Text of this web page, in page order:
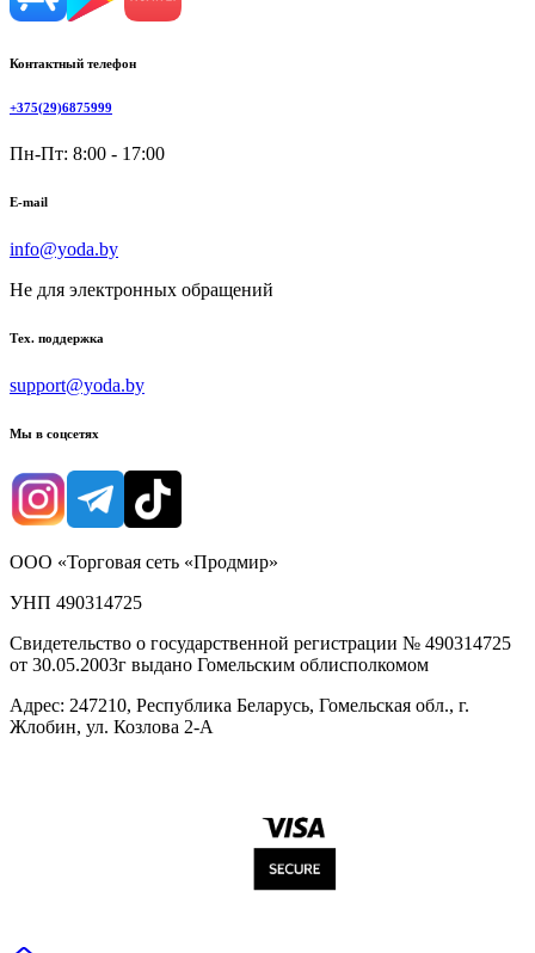
Контактный телефон
+375(29)6875999
Пн-Пт: 8:00 - 17:00
E-mail
info@yoda.by
Не для электронных обращений
Тех. поддержка
support@yoda.by
Мы в соцсетях
ООО «Торговая сеть «Продмир»
УНП 490314725
Свидетельство о государственной регистрации № 490314725
от 30.05.2003г выдано Гомельским облисполкомом
Адрес: 247210, Республика Беларусь, Гомельская обл., г.
Жлобин, ул. Козлова 2-А